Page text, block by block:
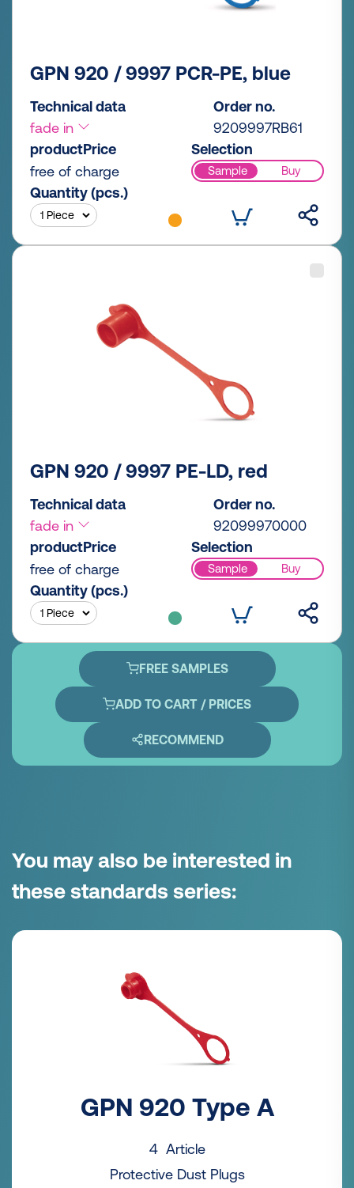
GPN 920 / 9997 PCR-PE, blue
Technical data
fade in
Order no.
9209997RB61
productPrice
free of charge
Selection
Sample Buy
Quantity (pcs.)
GPN 920 / 9997 PE-LD, red
Technical data
fade in
Order no.
92099970000
productPrice
free of charge
Selection
Sample Buy
Quantity (pcs.)
FREE SAMPLES
ADD TO CART / PRICES
RECOMMEND
You may also be interested in
these standards series:
GPN 920 Type A
4 Article
Protective Dust Plugs